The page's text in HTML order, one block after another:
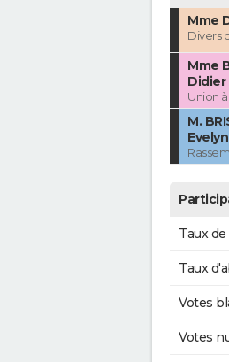
Mme
Divers
Mme
Didier
Union
M.
Taux
Taux
Votes
Votes